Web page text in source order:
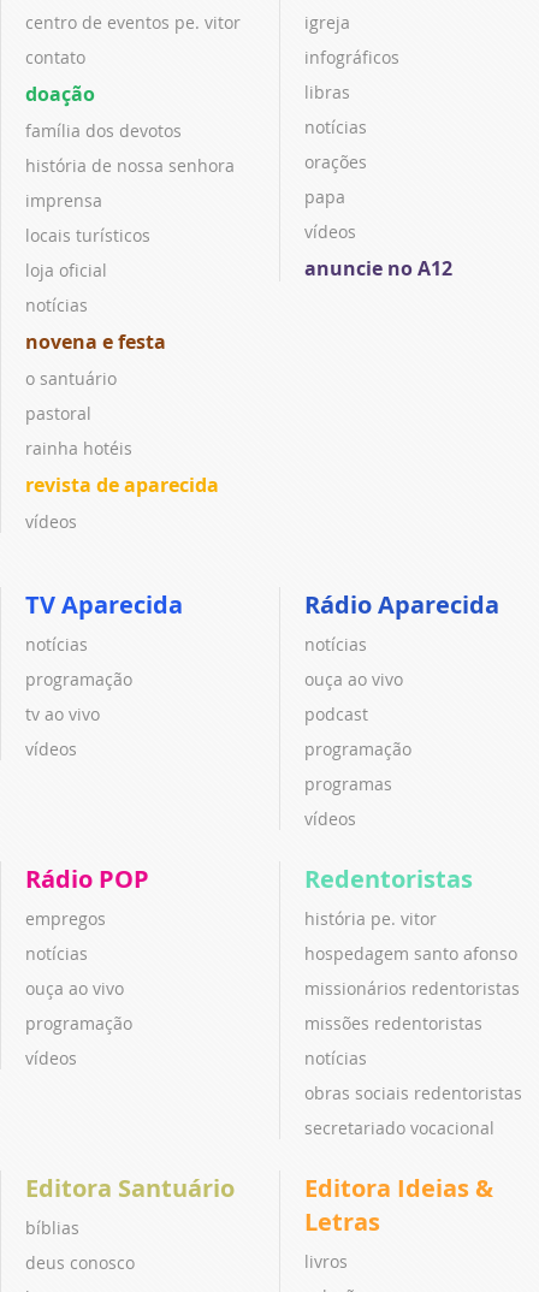
centro de eventos pe. vitor
contato
doação
família dos devotos
história de nossa senhora
imprensa
locais turísticos
loja oficial
notícias
novena e festa
o santuário
pastoral
rainha hotéis
revista de aparecida
vídeos
igreja
infográficos
libras
notícias
orações
papa
vídeos
anuncie no A12
TV Aparecida
notícias
programação
tv ao vivo
vídeos
Rádio Aparecida
notícias
ouça ao vivo
podcast
programação
programas
vídeos
Rádio POP
empregos
notícias
ouça ao vivo
programação
vídeos
Redentoristas
história pe. vitor
hospedagem santo afonso
missionários redentoristas
missões redentoristas
notícias
obras sociais redentoristas
secretariado vocacional
Editora Santuário
bíblias
deus conosco
Editora Ideias &
Letras
livros